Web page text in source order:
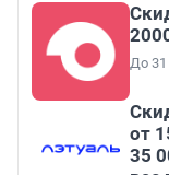
До 31
от
35